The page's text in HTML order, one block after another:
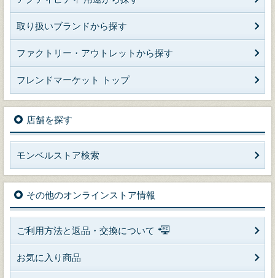
取り扱いブランドから探す
ファクトリー・アウトレットから探す
フレンドマーケット トップ
店舗を探す
モンベルストア検索
その他のオンラインストア情報
ご利用方法と返品・交換について
お気に入り商品